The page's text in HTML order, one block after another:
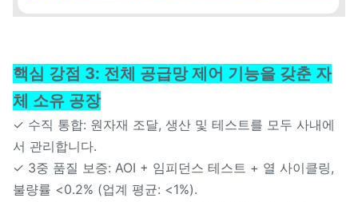
핵심 강점 3: 전체 공급망 제어 기능을 갖춘 자
체 소유 공장
✓ 수직 통합: 원자재 조달, 생산 및 테스트를 모두 사내에
서 관리합니다.
✓ 3중 품질 보증: AOI + 임피던스 테스트 + 열 사이클링,
불량률 <0.2% (업계 평균: <1%).